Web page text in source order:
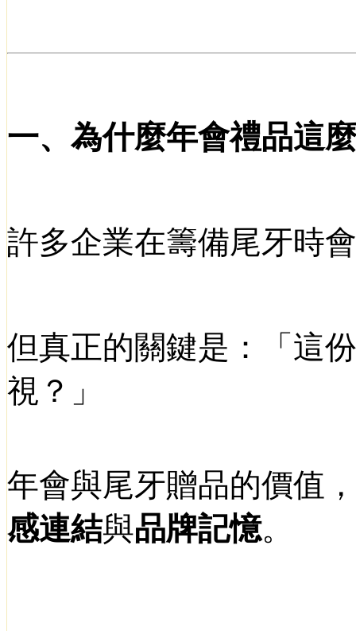
一、為什麼年會禮品這
許多企業在籌備尾牙時
但真正的關鍵是：「這
視？」
年會與尾牙贈品的價值
感連結與品牌記憶。